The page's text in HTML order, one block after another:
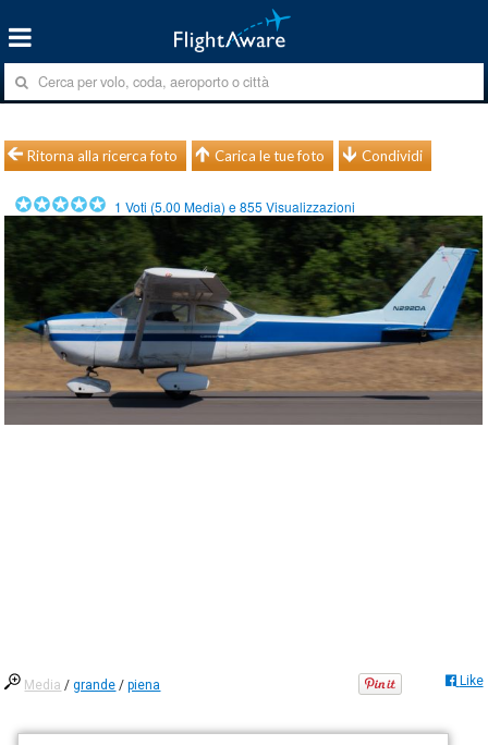
Ritorna alla ricerca foto Carica le tue foto Condividi
1 Voti (5.00 Media) e855 Visualizzazioni
Media /grande /piena Like